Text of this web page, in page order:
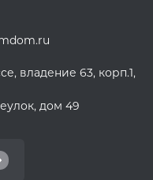
владение 63, корп.1,
дом 49